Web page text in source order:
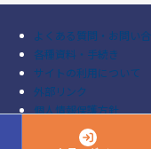
よくある質問・お問い
各種資料・手続き
サイトの利用について
外部リンク
個人情報保護方針
Property Association All